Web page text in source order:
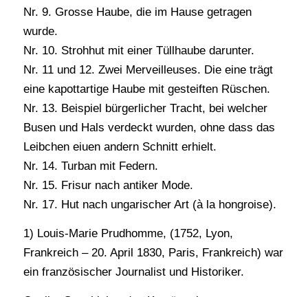
Nr. 9. Grosse Haube, die im Hause getragen
wurde.
Nr. 10. Strohhut mit einer Tüllhaube darunter.
Nr. 11 und 12. Zwei Merveilleuses. Die eine trägt
eine kapottartige Haube mit gesteiften Rüschen.
Nr. 13. Beispiel bürgerlicher Tracht, bei welcher
Busen und Hals verdeckt wurden, ohne dass das
Leibchen eiuen andern Schnitt erhielt.
Nr. 14. Turban mit Federn.
Nr. 15. Frisur nach antiker Mode.
Nr. 17. Hut nach ungarischer Art (à la hongroise).
1) Louis-Marie Prudhomme, (1752, Lyon,
Frankreich – 20. April 1830, Paris, Frankreich) war
ein französischer Journalist und Historiker.